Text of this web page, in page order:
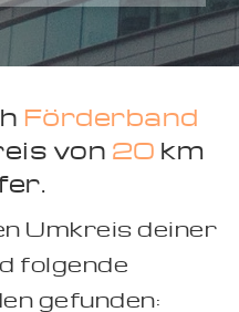
Förderband
von 20 km
Umkreis deiner
folgende
gefunden: